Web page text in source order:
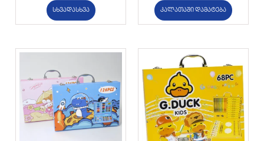
სხვადასხვა კალათაში დამატება